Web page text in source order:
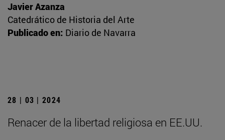
Javier Azanza
Catedrático de Historia del Arte
Publicado en: Diario de Navarra
28 | 03 | 2024
Renacer de la libertad religiosa en EE.UU.